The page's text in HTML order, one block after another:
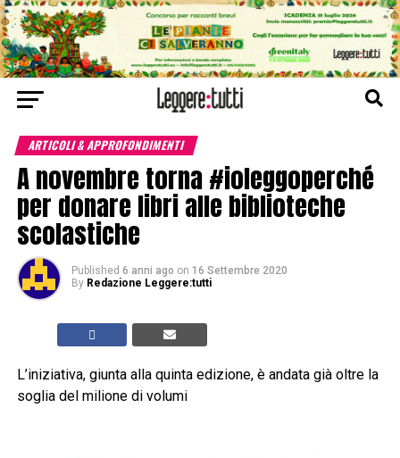
ARTICOLI & APPROFONDIMENTI
A novembre torna #ioleggoperché
per donare libri alle biblioteche
scolastiche
Published 6 anni ago on 16 Settembre 2020
By Redazione Leggere:tutti
L’iniziativa, giunta alla quinta edizione, è andata già oltre la
soglia del milione di volumi